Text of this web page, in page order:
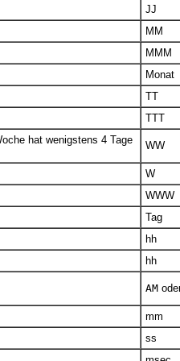
JJ
MM
MMM
Monat
TT
TTT
hat wenigstens 4 Tage
WW
W
WWW
Tag
hh
hh
AM
mm
ss